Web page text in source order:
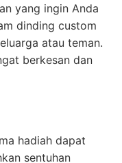
yang ingin Anda
dinding custom
atau teman.
berkesan dan
hadiah dapat
sentuhan